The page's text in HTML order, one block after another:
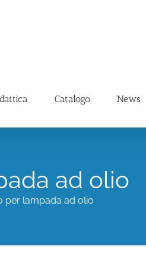
Catalogo News
ad olio
per lampada ad olio